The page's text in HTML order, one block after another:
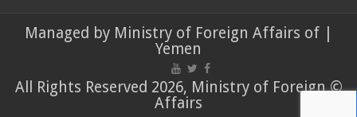
| Managed by
Ministry of Foreign Affairs of
Yemen
© All Rights Reserved 2026, Ministry of Foreign
Affairs